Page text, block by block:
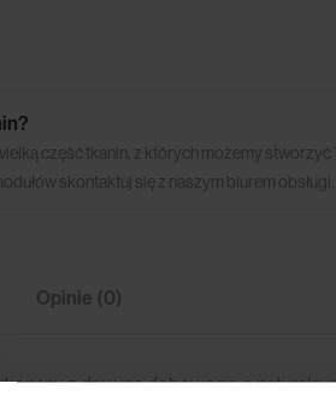
część tkanin, z których możemy
skontaktuj się z naszym biurem obsługi.
Opinie (0)
z drewna dębowego o